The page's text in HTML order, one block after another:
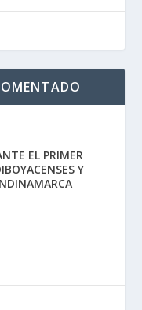
EL PRIMER
Y